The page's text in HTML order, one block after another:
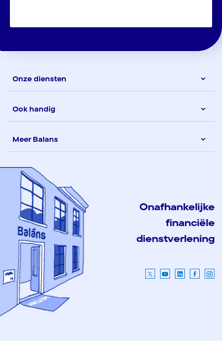
Onze diensten
Ook handig
Meer Balans
Onafhankelijke
financiële
dienstverlening